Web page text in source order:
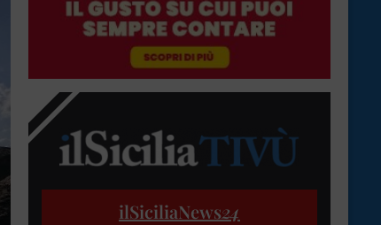
ilSiciliaNews24